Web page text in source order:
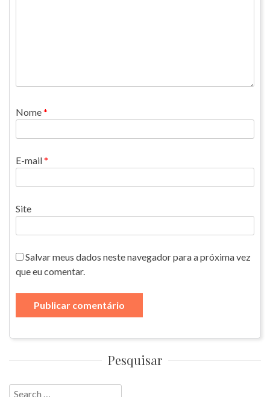
Nome*
E-mail*
Site
Salvar meus dados neste navegador para a próxima vez
que eu comentar.
Pesquisar
Search